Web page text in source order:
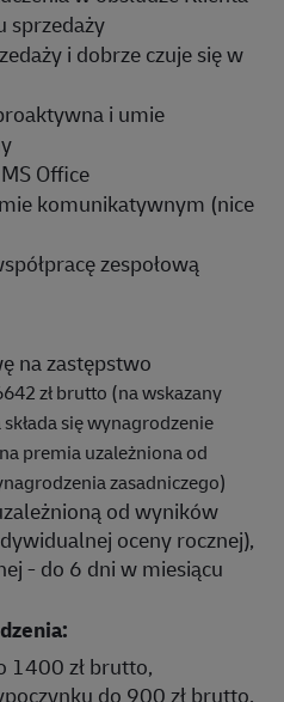
sprzedaży
i dobrze czuje się w
i umie
Office
komunikatywnym (nice
zespołową
na zastępstwo
zł brutto (na wskazany
się wynagrodzenie
premia uzależniona od
zasadniczego)
od wyników
oceny rocznej),
- do 6 dni w miesiącu
1400 zł brutto,
do 900 zł brutto,